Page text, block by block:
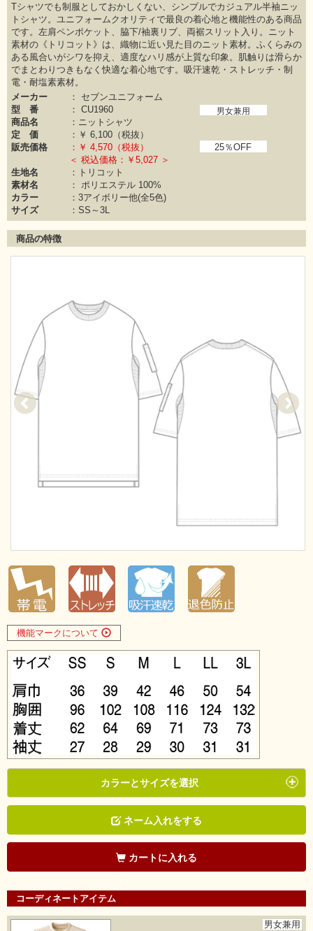
Tシャツでも制服としておかしくない、シンプルでカジュアル半袖ニッ
トシャツ。ユニフォームクオリティで最良の着心地と機能性のある商品
です。左肩ペンポケット、脇下/袖裏リブ、両裾スリット入り。ニット
素材の《トリコット》は、織物に近い見た目のニット素材。ふくらみの
ある風合いがシワを抑え、適度なハリ感が上質な印象。肌触りは滑らか
でまとわりつきもなく快適な着心地です。吸汗速乾・ストレッチ・制
電・耐塩素素材。
メーカー
：
セブンユニフォーム
型 番
：CU1960 男女兼用
商品名
：ニットシャツ
定 価
：￥6,100（税抜）
販売価格
：￥4,570（税抜）
25％OFF
＜ 税込価格：￥5,027 ＞
生地名
：トリコット
素材名
：ポリエステル 100%
カラー
：3アイボリー他(全5色)
サイズ
：SS～3L
商品の特徴
機能マークについて
カラーとサイズを選択
ネーム入れをする
カートに入れる
コーディネートアイテム
男女兼用